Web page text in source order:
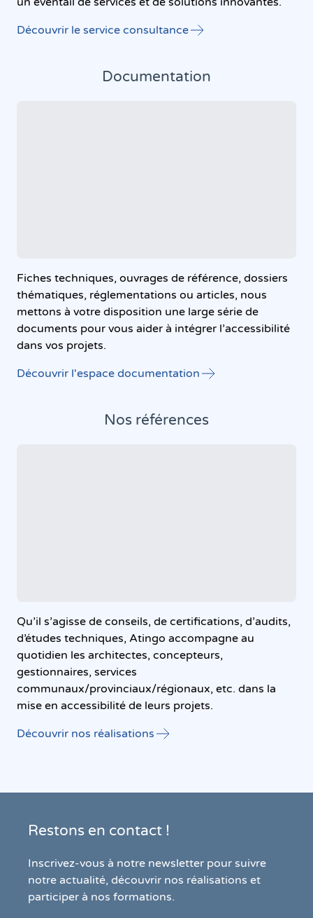
Découvrir le service consultance
Documentation
Fiches techniques, ouvrages de référence, dossiers
thématiques, réglementations ou articles, nous
mettons à votre disposition une large série de
documents pour vous aider à intégrer l’accessibilité
dans vos projets.
Découvrir l'espace documentation
Nos références
Qu’il s’agisse de conseils, de certifications, d’audits,
d’études techniques, Atingo accompagne au
quotidien les architectes, concepteurs,
gestionnaires, services
communaux/provinciaux/régionaux, etc. dans la
mise en accessibilité de leurs projets.
Découvrir nos réalisations
Restons en contact !
Inscrivez-vous à notre newsletter pour suivre
notre actualité, découvrir nos réalisations et
participer à nos formations.